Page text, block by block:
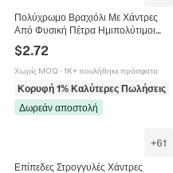
Πολύχρωμο Βραχιόλι Με Χάντρες
Από Φυσική Πέτρα Ημιπολύτιμοι
Χάλυβα Ρυθμιζόμενο Κόσμημα
$2.72
Χωρίς MOQ · 1K+ πουλήθηκε πρόσφατα
Κορυφή 1% Καλύτερες Πωλήσεις
Δωρεάν αποστολή
+61
Επίπεδες Στρογγυλές Χάντρες